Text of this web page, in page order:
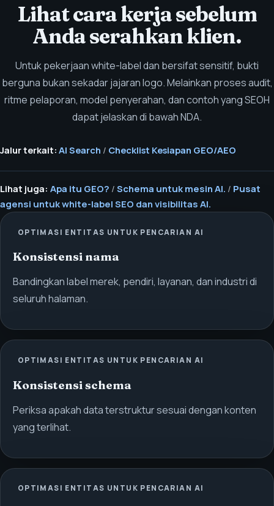
Lihat cara kerja sebelum
Anda serahkan klien.
Untuk pekerjaan white-label dan bersifat sensitif, bukti
berguna bukan sekadar jajaran logo. Melainkan proses audit,
ritme pelaporan, model penyerahan, dan contoh yang SEOH
dapat jelaskan di bawah NDA.
Jalur terkait: AI Search / Checklist Kesiapan GEO/AEO
Lihat juga: Apa itu GEO? / Schema untuk mesin AI. / Pusat
agensi untuk white-label SEO dan visibilitas AI.
OPTIMASI ENTITAS UNTUK PENCARIAN AI
Konsistensi nama
Bandingkan label merek, pendiri, layanan, dan industri di
seluruh halaman.
OPTIMASI ENTITAS UNTUK PENCARIAN AI
Konsistensi schema
Periksa apakah data terstruktur sesuai dengan konten
yang terlihat.
OPTIMASI ENTITAS UNTUK PENCARIAN AI